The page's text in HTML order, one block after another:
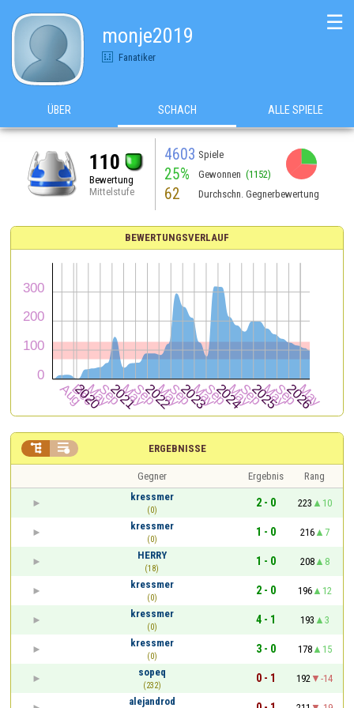
monje2019
Fanatiker
☰
ÜBER SCHACH ALLE SPIELE
110
Bewertung
Mittelstufe
4603 Spiele
25% Gewonnen (1152)
62 Durchschn. Gegnerbewertung
BEWERTUNGSVERLAUF
ERGEBNISSE
 
Gegner Ergebnis
Rang
kressmer
(0)
2 - 0 223
10
kressmer
(0)
1 - 0 216
7
HERRY
(18)
1 - 0 208
8
kressmer
(0)
2 - 0 196
12
kressmer
(0)
4 - 1 193
3
kressmer
(0)
3 - 0 178
15
sopeq
(232)
0 - 1 192
-14
alejandrod